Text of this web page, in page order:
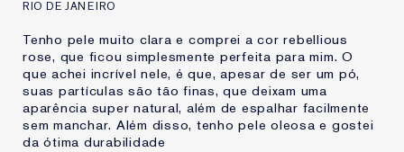
RIO DE JANEIRO
Tenho pele muito clara e comprei a cor rebellious
rose, que ficou simplesmente perfeita para mim. O
que achei incrível nele, é que, apesar de ser um pó,
suas partículas são tão finas, que deixam uma
aparência super natural, além de espalhar facilmente
sem manchar. Além disso, tenho pele oleosa e gostei
da ótima durabilidade